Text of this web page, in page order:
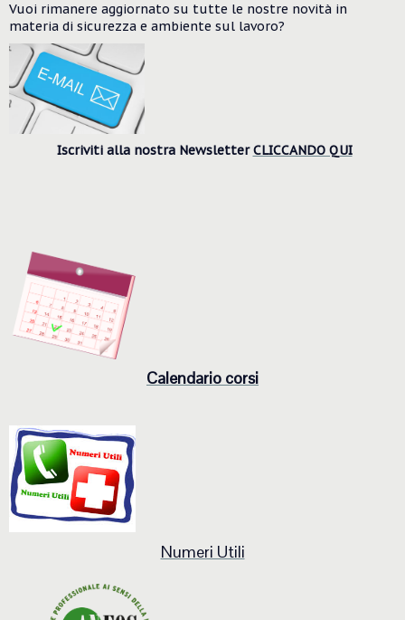
Vuoi rimanere aggiornato su tutte le nostre novità in
materia di sicurezza e ambiente sul lavoro?
Iscriviti alla nostra NewsletterCLICCANDO QUI
Calendario corsi
Numeri Utili